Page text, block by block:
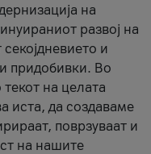
на
развој на
и
придобивки. Во
на целата
иста, да создаваме
поврзуваат и
на нашите